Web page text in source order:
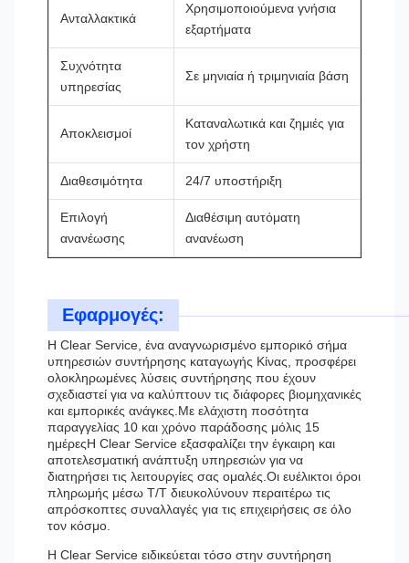
Ανταλλακτικά
Χρησιμοποιούμενα γνήσια
εξαρτήματα
Συχνότητα
υπηρεσίας
Σε μηνιαία ή τριμηνιαία βάση
Αποκλεισμοί
Καταναλωτικά και ζημιές για
τον χρήστη
Διαθεσιμότητα 24/7 υποστήριξη
Επιλογή
ανανέωσης
Διαθέσιμη αυτόματη
ανανέωση
Εφαρμογές:
Η Clear Service, ένα αναγνωρισμένο εμπορικό σήμα
υπηρεσιών συντήρησης καταγωγής Κίνας, προσφέρει
ολοκληρωμένες λύσεις συντήρησης που έχουν
σχεδιαστεί για να καλύπτουν τις διάφορες βιομηχανικές
και εμπορικές ανάγκες.Με ελάχιστη ποσότητα
παραγγελίας 10 και χρόνο παράδοσης μόλις 15
ημέρεςΗ Clear Service εξασφαλίζει την έγκαιρη και
αποτελεσματική ανάπτυξη υπηρεσιών για να
διατηρήσει τις λειτουργίες σας ομαλές.Οι ευέλικτοι όροι
πληρωμής μέσω T/T διευκολύνουν περαιτέρω τις
απρόσκοπτες συναλλαγές για τις επιχειρήσεις σε όλο
τον κόσμο.
Η Clear Service ειδικεύεται τόσο στην συντήρηση